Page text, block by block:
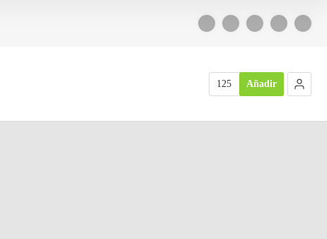
125 Añadir